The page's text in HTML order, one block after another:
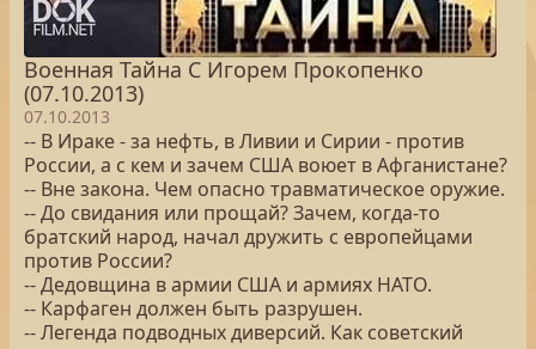
Военная Тайна С Игорем Прокопенко
(07.10.2013)
07.10.2013
-- В Ираке - за нефть, в Ливии и Сирии - против
России, а с кем и зачем США воюет в Афганистане?
-- Вне закона. Чем опасно травматическое оружие.
-- До свидания или прощай? Зачем, когда-то
братский народ, начал дружить с европейцами
против России?
-- Дедовщина в армии США и армиях НАТО.
-- Карфаген должен быть разрушен.
-- Легенда подводных диверсий. Как советский